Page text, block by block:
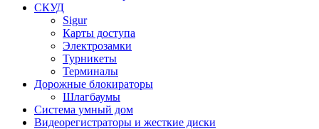
СКУД
Sigur
Карты доступа
Электрозамки
Турникеты
Терминалы
Дорожные блокираторы
Шлагбаумы
Cистема умный дом
Видеорегистраторы и жесткие диски